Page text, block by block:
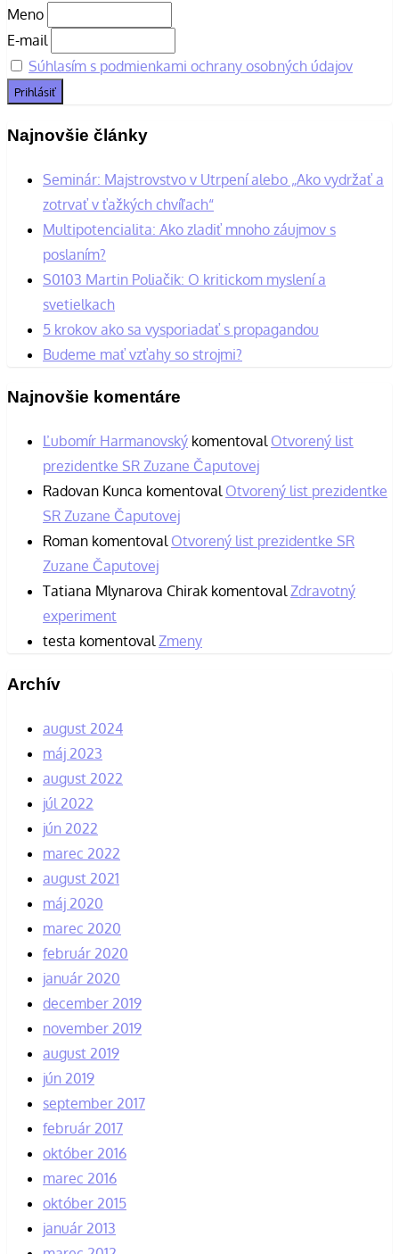
Meno
E-mail
Súhlasím s podmienkami ochrany osobných údajov
Najnovšie články
Seminár: Majstrovstvo v Utrpení alebo „Ako vydržať a
zotrvať v ťažkých chvíľach“
Multipotencialita: Ako zladiť mnoho záujmov s
poslaním?
S0103 Martin Poliačik: O kritickom myslení a
svetielkach
5 krokov ako sa vysporiadať s propagandou
Budeme mať vzťahy so strojmi?
Najnovšie komentáre
Ľubomír Harmanovský komentoval Otvorený list
prezidentke SR Zuzane Čaputovej
Radovan Kunca komentoval Otvorený list prezidentke
SR Zuzane Čaputovej
Roman komentoval Otvorený list prezidentke SR
Zuzane Čaputovej
Tatiana Mlynarova Chirak komentovalZdravotný
experiment
testa komentovalZmeny
Archív
august 2024
máj 2023
august 2022
júl 2022
jún 2022
marec 2022
august 2021
máj 2020
marec 2020
február 2020
január 2020
december 2019
november 2019
august 2019
jún 2019
september 2017
február 2017
október 2016
marec 2016
október 2015
január 2013